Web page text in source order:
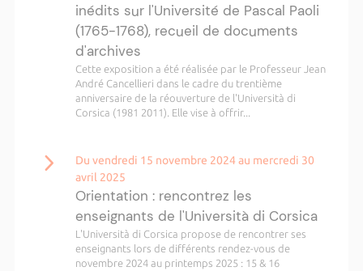
inédits sur l'Université de Pascal Paoli
(1765-1768), recueil de documents
d'archives
Cette exposition a été réalisée par le Professeur Jean
André Cancellieri dans le cadre du trentième
anniversaire de la réouverture de l'Università di
Corsica (1981 2011). Elle vise à offrir...
Du vendredi 15 novembre 2024 au mercredi 30
avril 2025
Orientation : rencontrez les
enseignants de l'Università di Corsica
L'Università di Corsica propose de rencontrer ses
enseignants lors de différents rendez-vous de
novembre 2024 au printemps 2025 : 15 & 16